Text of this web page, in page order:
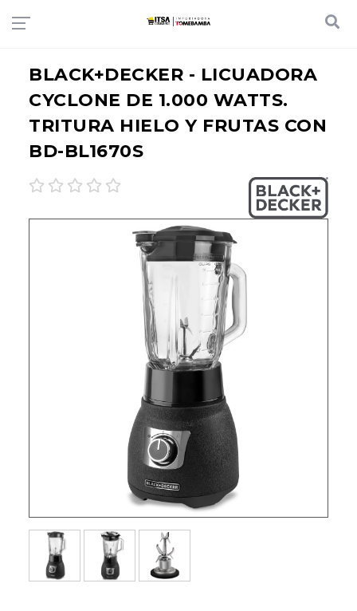
BLACK+DECKER - LICUADORA
CYCLONE DE 1.000 WATTS.
TRITURA HIELO Y FRUTAS CON
BD-BL1670S